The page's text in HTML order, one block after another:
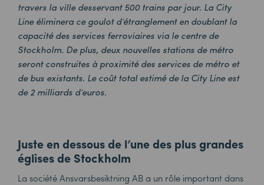
travers la ville desservant 500 trains par jour. La City
Line éliminera ce goulot d’étranglement en doublant la
capacité des services ferroviaires via le centre de
Stockholm. De plus, deux nouvelles stations de métro
seront construites à proximité des services de métro et
de bus existants. Le coût total estimé de la City Line est
de 2 milliards d’euros.
Juste en dessous de l’une des plus grandes
églises de Stockholm
La société Ansvarsbesiktning AB a un rôle important dans